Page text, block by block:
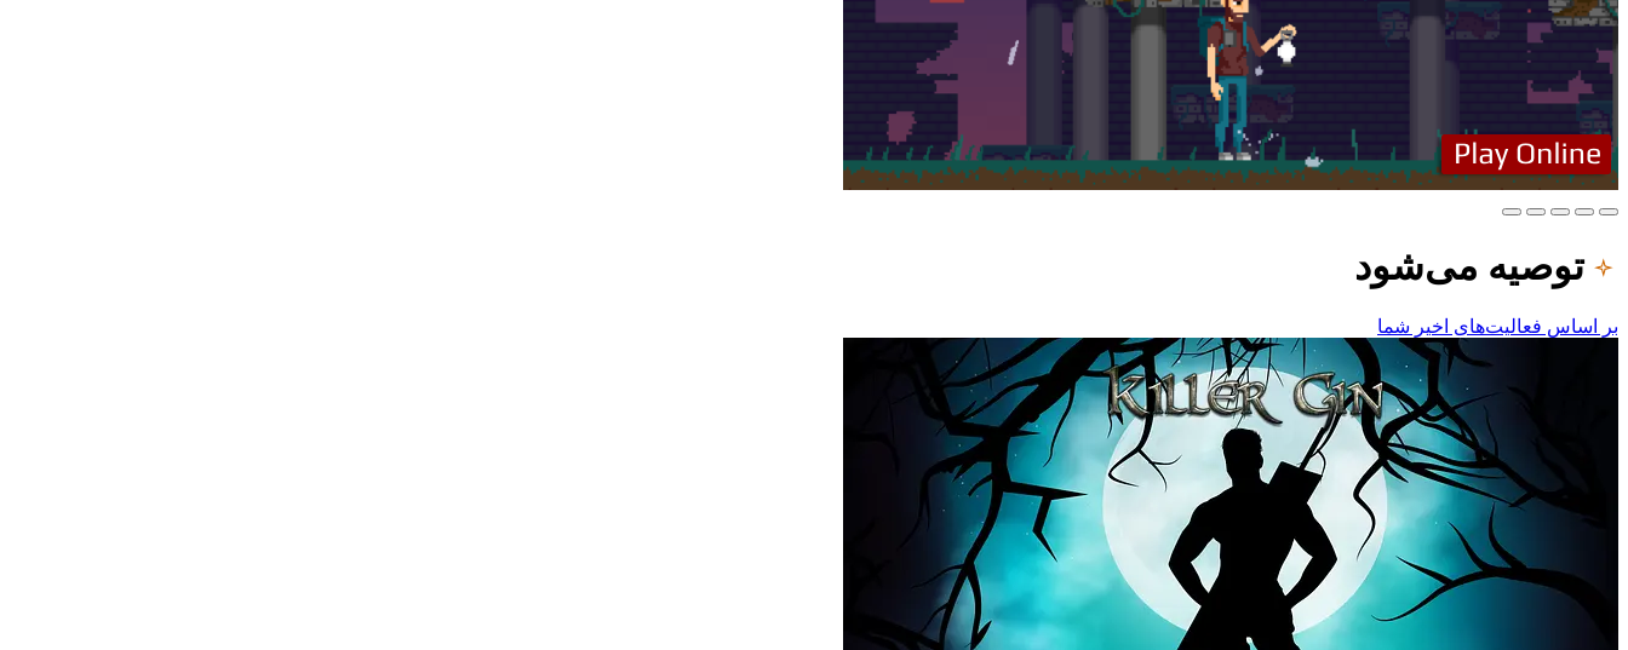
توصیه می‌شود
بر اساس فعالیت‌های اخیر شما